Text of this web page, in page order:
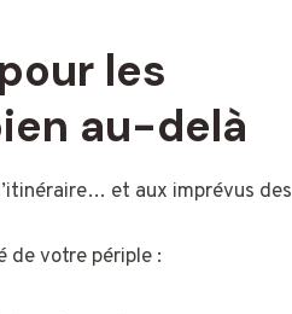
les
au-delà
et aux imprévus des
de votre périple :